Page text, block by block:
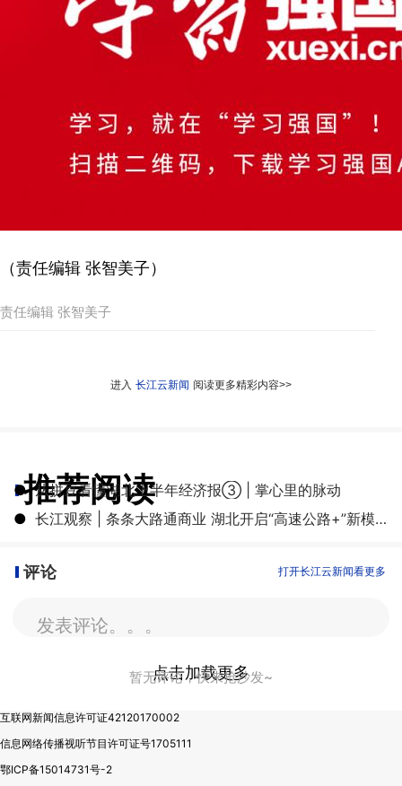
（责任编辑 张智美子）
责任编辑 张智美子
进入 长江云新闻 阅读更多精彩内容>>
推荐阅读
● 从拼豆看懂湖北上半年经济报③ | 掌心里的脉动
●
长江观察 | 条条大路通商业 湖北开启“高速公路+”新模式
评论 打开长江云新闻看更多
发表评论。。。
暂无评论，快来抢沙发~
点击加载更多
互联网新闻信息许可证42120170002
信息网络传播视听节目许可证号1705111
鄂ICP备15014731号-2